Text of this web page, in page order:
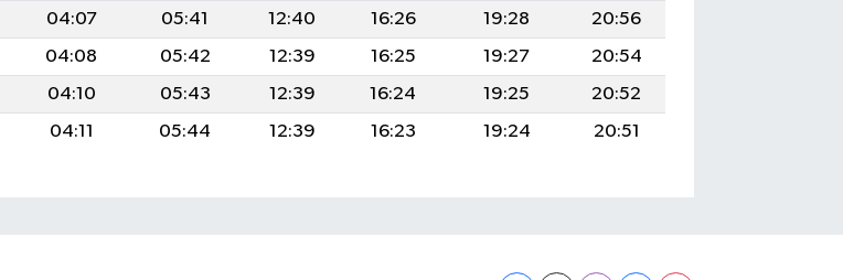
04:07 05:41 12:40 16:26 19:28
20:56
04:08 05:42 12:39 16:25 19:27
20:54
04:10 05:43 12:39 16:24 19:25
20:52
04:11 05:44 12:39 16:23 19:24 20:51